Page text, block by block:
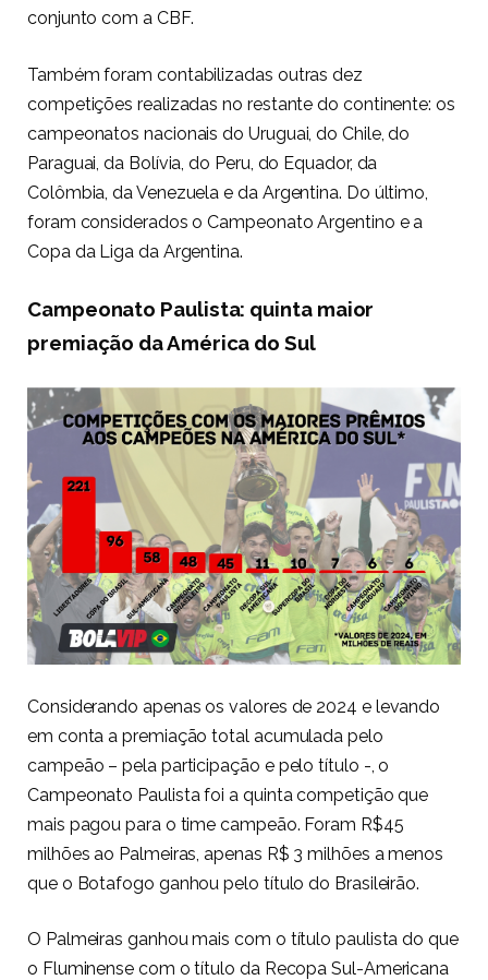
conjunto com a CBF.
Também foram contabilizadas outras dez
competições realizadas no restante do continente: os
campeonatos nacionais do Uruguai, do Chile, do
Paraguai, da Bolívia, do Peru, do Equador, da
Colômbia, da Venezuela e da Argentina. Do último,
foram considerados o Campeonato Argentino e a
Copa da Liga da Argentina.
Campeonato Paulista: quinta maior
premiação da América do Sul
Considerando apenas os valores de 2024 e levando
em conta a premiação total acumulada pelo
campeão – pela participação e pelo título -, o
Campeonato Paulista foi a quinta competição que
mais pagou para o time campeão. Foram R$45
milhões ao Palmeiras, apenas R$ 3 milhões a menos
que o Botafogo ganhou pelo título do Brasileirão.
O Palmeiras ganhou mais com o título paulista do que
o Fluminense com o título da Recopa Sul-Americana